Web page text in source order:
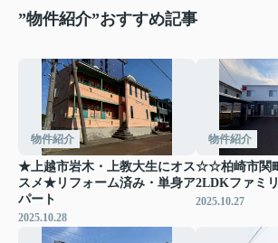
”物件紹介”おすすめ記事
物件紹介
★上越市岩木・上教大生にオス
スメ★リフォーム済み・単身ア
パート
2025.10.28
物件紹介
☆☆柏崎市関
2LDKファミ
2025.10.27